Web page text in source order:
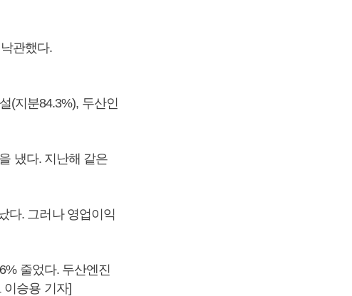
관했다.
(지분84.3%), 두산인
냈다. 지난해 같은
다. 그러나 영업이익
줄었다. 두산엔진
이승용 기자]